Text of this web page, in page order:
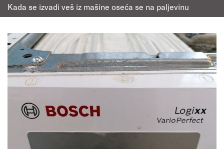
Kada se izvadi veš iz mašine oseća se na paljevinu